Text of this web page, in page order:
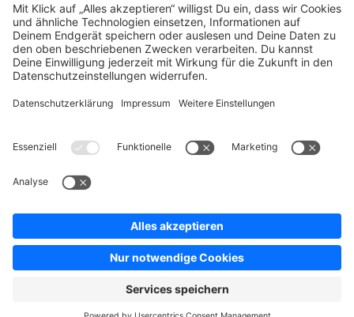
Jobs
Store
Shopware 6 Handbook by
Splendid (German)
Shopware 6 - Product Feedback &
Terms & Conditions Privacy Legal notice Sitemap Cookie settings